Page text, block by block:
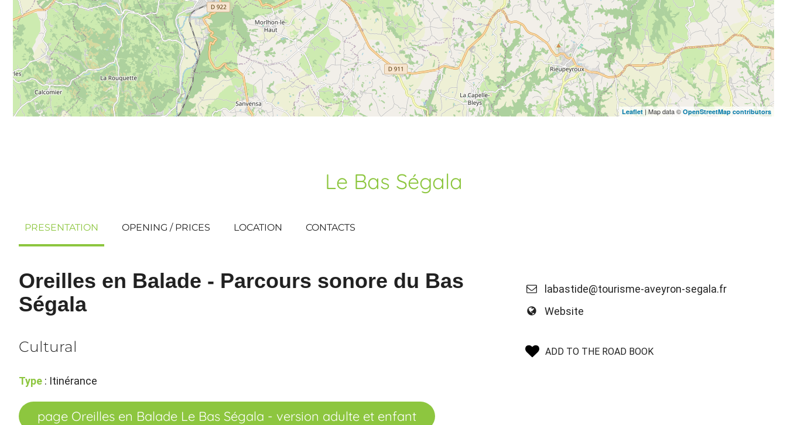
Leaflet | Map data © OpenStreetMap contributors
Le Bas Ségala
PRESENTATION OPENING / PRICES LOCATION CONTACTS
Oreilles en Balade - Parcours sonore du Bas
Ségala
Cultural
Type : Itinérance
page Oreilles en Balade Le Bas Ségala - version adulte et enfant
labastide@tourisme-aveyron-segala.fr
Website
ADD TO THE ROAD BOOK